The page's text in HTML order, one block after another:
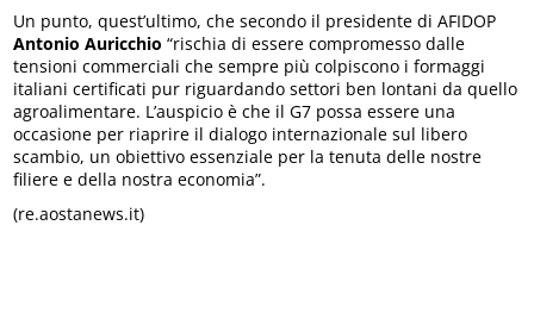
Un punto, quest’ultimo, che secondo il presidente di AFIDOP
Antonio Auricchio “rischia di essere compromesso dalle
tensioni commerciali che sempre più colpiscono i formaggi
italiani certificati pur riguardando settori ben lontani da quello
agroalimentare. L’auspicio è che il G7 possa essere una
occasione per riaprire il dialogo internazionale sul libero
scambio, un obiettivo essenziale per la tenuta delle nostre
filiere e della nostra economia”.
(re.aostanews.it)